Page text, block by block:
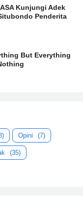
Kunjungi Adek
Penderita
But Everything
Opini (7)
(35)